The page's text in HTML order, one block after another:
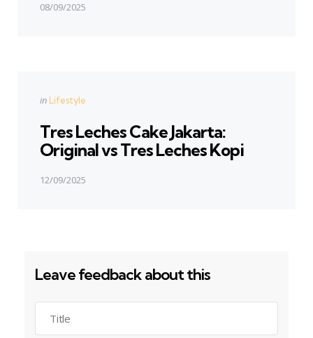
08/09/2025
Posted
in Lifestyle
Tres Leches Cake Jakarta:
Original vs Tres Leches Kopi
12/09/2025
Leave feedback about this